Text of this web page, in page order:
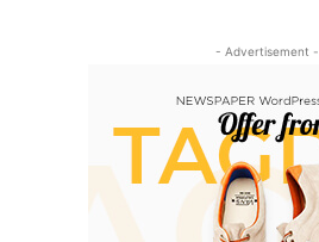
- Advertisement -